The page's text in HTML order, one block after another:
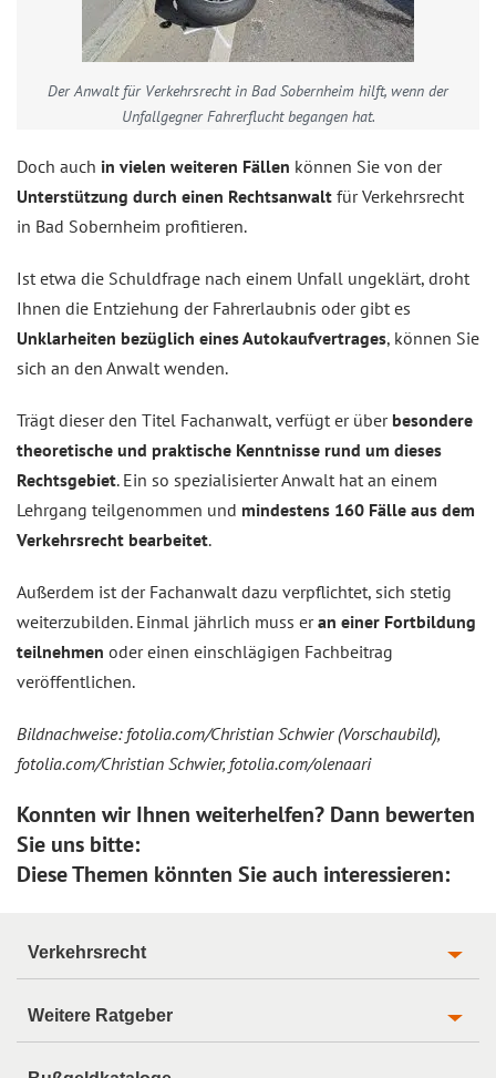
Der Anwalt für Verkehrsrecht in Bad Sobernheim hilft, wenn der
Unfallgegner Fahrerflucht begangen hat.
Doch auch in vielen weiteren Fällen können Sie von der
Unterstützung durch einen Rechtsanwalt für Verkehrsrecht
in Bad Sobernheim profitieren.
Ist etwa die Schuldfrage nach einem Unfall ungeklärt, droht
Ihnen die Entziehung der Fahrerlaubnis oder gibt es
Unklarheiten bezüglich eines Autokaufvertrages, können Sie
sich an den Anwalt wenden.
Trägt dieser den Titel Fachanwalt, verfügt er über besondere
theoretische und praktische Kenntnisse rund um dieses
Rechtsgebiet. Ein so spezialisierter Anwalt hat an einem
Lehrgang teilgenommen und mindestens 160 Fälle aus dem
Verkehrsrecht bearbeitet.
Außerdem ist der Fachanwalt dazu verpflichtet, sich stetig
weiterzubilden. Einmal jährlich muss eran einer Fortbildung
teilnehmen oder einen einschlägigen Fachbeitrag
veröffentlichen.
Bildnachweise: fotolia.com/Christian Schwier (Vorschaubild),
fotolia.com/Christian Schwier, fotolia.com/olenaari
Konnten wir Ihnen weiterhelfen? Dann bewerten
Sie uns bitte:
Diese Themen könnten Sie auch interessieren:
Verkehrsrecht
Weitere Ratgeber